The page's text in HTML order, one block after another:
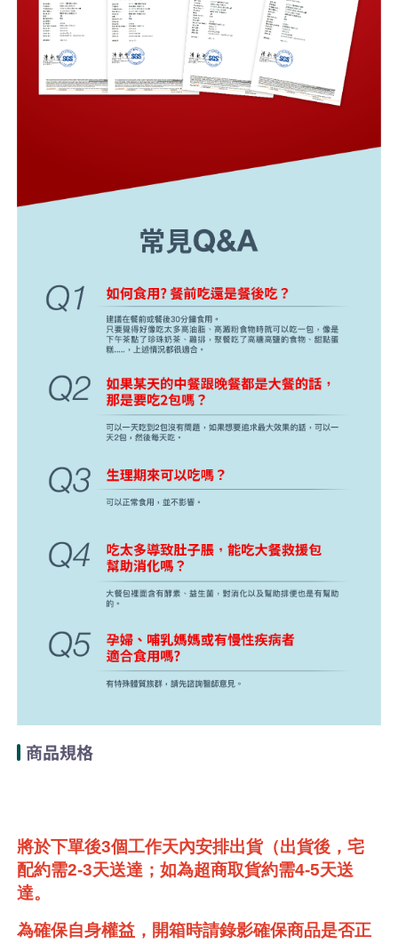
商品規格
將於下單後3個工作天內安排出貨（出貨後，宅
配約需2-3天送達；如為超商取貨約需4-5天送
達。
為確保自身權益，開箱時請錄影確保商品是否正